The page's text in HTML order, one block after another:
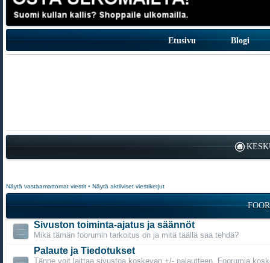
Etusivu Blogi
Näytä vastaamattomat viestit • Näytä aktiiviset viestiketjut
Sivuston toiminta-ajatus ja säännöt
Mikä tämän foorumin tarkoitus on ja mitä täällä saa tehdä?
Palaute ja Tiedotukset
Tänne voit laittaa sivustoa koskevan +/- palautteen. Foorumia